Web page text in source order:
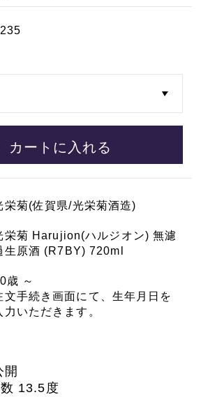
カートに入れる
栄菊(佐賀県/光栄菊酒造)
栄菊 Harujion(ハルジオン) 無濾
生原酒 (R7BY) 720ml
歳 ～
文手続き画面にて、生年月日を
力いただきます。
開
13.5度